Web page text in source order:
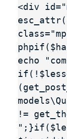
<div
echo
!=